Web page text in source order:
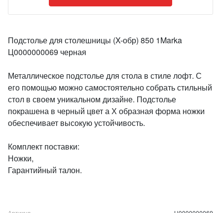
Подстолье для столешницы (X-обр) 850 1Marka
Ц0000000069 черная
Металлическое подстолье для стола в стиле лофт. С
его помощью можно самостоятельно собрать стильный
стол в своем уникальном дизайне. Подстолье
покрашена в черный цвет а Х образная форма ножки
обеспечивает высокую устойчивость.
Комплект поставки:
Ножки,
Гарантийный талон.